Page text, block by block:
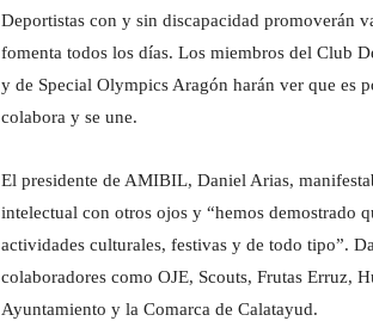
Deportistas con y sin discapacidad promoverán
fomenta todos los días. Los miembros del Club
y de Special Olympics Aragón harán ver que es
colabora y se une.
El presidente de AMIBIL, Daniel Arias,
intelectual con otros ojos y “hemos demostrado
actividades culturales, festivas y de todo tipo”.
colaboradores como OJE, Scouts, Frutas Erruz,
Ayuntamiento y la Comarca de Calatayud.